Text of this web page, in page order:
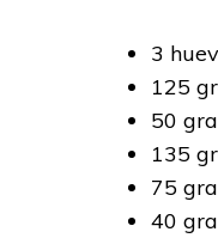
3
125
50
135
75
40